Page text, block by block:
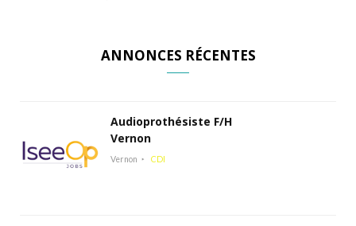
ANNONCES RÉCENTES
Audioprothésiste F/H
Vernon
Vernon CDI